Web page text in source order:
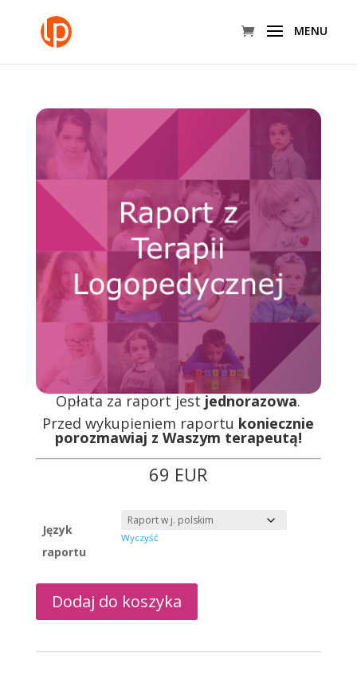
Opłata za raport jest jednorazowa.
Przed wykupieniem raportu koniecznie
porozmawiaj z Waszym terapeutą!
69 EUR
Język
raportu
Wyczyść
Dodaj do koszyka